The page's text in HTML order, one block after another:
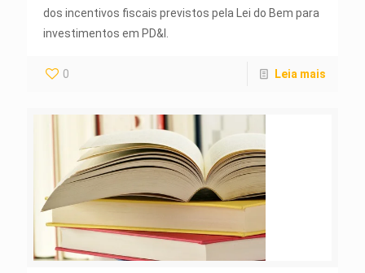
dos incentivos fiscais previstos pela Lei do Bem para
investimentos em PD&I.
0 Leia mais